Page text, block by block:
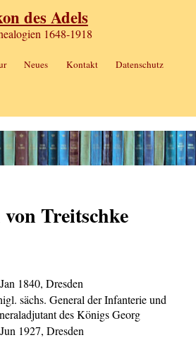
des Adels
1648-1918
Neues Kontakt Datenschutz
Treitschke
1840, Dresden
sächs. General der Infanterie und
des Königs Georg
1927, Dresden